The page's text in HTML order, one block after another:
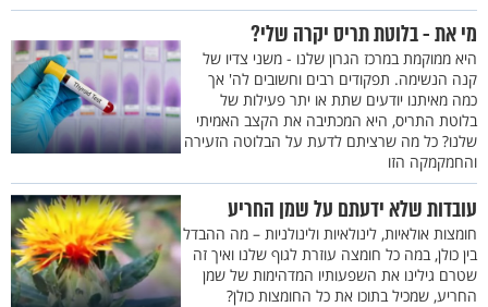
מי את - בלוטת תריס יקרה שלי?
היא ממוקמת במרכז הגרון שלנו - משני צדיו של
קנה הנשימה. תפקודים רבים וחשובים לה' אך
כמה מאיתנו יודעים שתת או יתר פעילות של
בלוטת התריס, היא המכתיבה את הקצב האמיתי
שלנו? כל מה שרציתם לדעת על הבלוטה הזעירה
והחמקמקה הזו
עובדות שלא ידעתם על שמן החריע
חומצות אולאיות, לינולאיות ולינולניות – מה ההבדל
בין כולן, במה כל חומצה עוזרת לגוף שלנו ואיך זה
שטרם גילינו את השפעותיו המדהימות של שמן
החריע, שמכיל בתוכו את כל החומצות כולן?